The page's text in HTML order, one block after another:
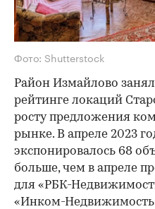
Фото: Shutterstock
Район Измайлово
рейтинге локаций
росту предложения
рынке. В апреле 2023
экспонировалось 68
больше, чем в апреле
для «РБК-
«Инком-